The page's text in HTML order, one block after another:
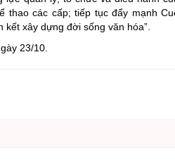
các cấp; tiếp tục đẩy mạnh
kết xây dựng đời sống văn hóa”.
23/10.